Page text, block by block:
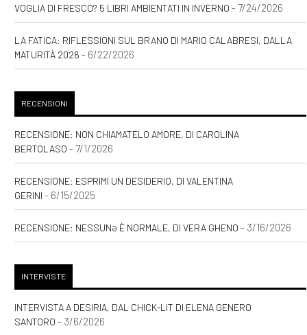
VOGLIA DI FRESCO? 5 LIBRI AMBIENTATI IN INVERNO - 7/24/2026
LA FATICA: RIFLESSIONI SUL BRANO DI MARIO CALABRESI, DALLA
MATURITÀ 2026 - 6/22/2026
RECENSIONI
RECENSIONE: NON CHIAMATELO AMORE, DI CAROLINA
BERTOLASO - 7/1/2026
RECENSIONE: ESPRIMI UN DESIDERIO, DI VALENTINA
GERINI - 6/15/2025
RECENSIONE: NESSUNƏ È NORMALE, DI VERA GHENO - 3/16/2026
INTERVISTE
INTERVISTA A DESIRIA, DAL CHICK-LIT DI ELENA GENERO
SANTORO - 3/6/2026